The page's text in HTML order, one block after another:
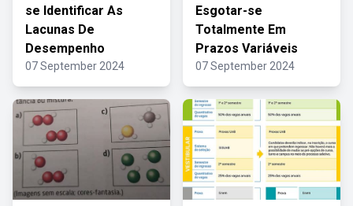
se Identificar As
Lacunas De
Desempenho
07 September 2024
Esgotar-se
Totalmente Em
Prazos Variáveis
07 September 2024